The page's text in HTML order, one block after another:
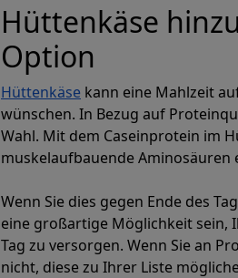
Hüttenkäse
Option
Hüttenkäse kann eine Mahlzeit
wünschen. In Bezug auf
Wahl. Mit dem Caseinprotein im
muskelaufbauende Aminosäuren
Wenn Sie dies gegen Ende des
eine großartige Möglichkeit sein,
Tag zu versorgen. Wenn Sie an
nicht, diese zu Ihrer Liste